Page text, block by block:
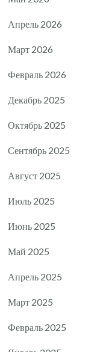
Апрель 2026
Март 2026
Февраль 2026
Декабрь 2025
Октябрь 2025
Сентябрь 2025
Август 2025
Июль 2025
Июнь 2025
Май 2025
Апрель 2025
Март 2025
Февраль 2025